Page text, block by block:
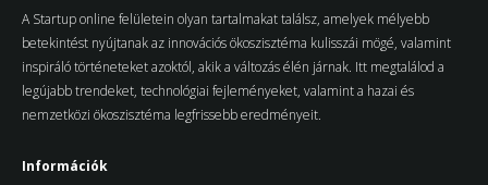
A Startup online felületein olyan tartalmakat találsz, amelyek mélyebb
betekintést nyújtanak az innovációs ökoszisztéma kulisszái mögé, valamint
inspiráló történeteket azoktól, akik a változás élén járnak. Itt megtalálod a
legújabb trendeket, technológiai fejleményeket, valamint a hazai és
nemzetközi ökoszisztéma legfrissebb eredményeit.
Információk